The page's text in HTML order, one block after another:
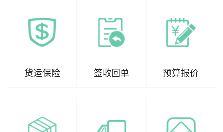
货运保险 签收回单 预算报价